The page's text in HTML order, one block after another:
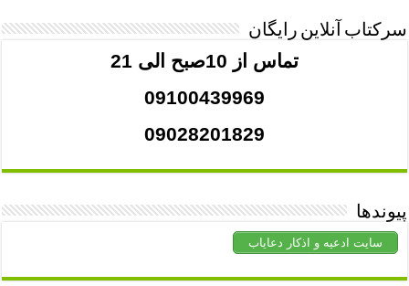
سرکتاب آنلاین رایگان
تماس از 10صبح الی 21
09100439969
09028201829
پیوندها
سایت ادعیه و اذکار دعایاب